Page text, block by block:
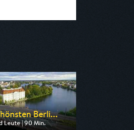
Berli...
Leute | 90 Min.